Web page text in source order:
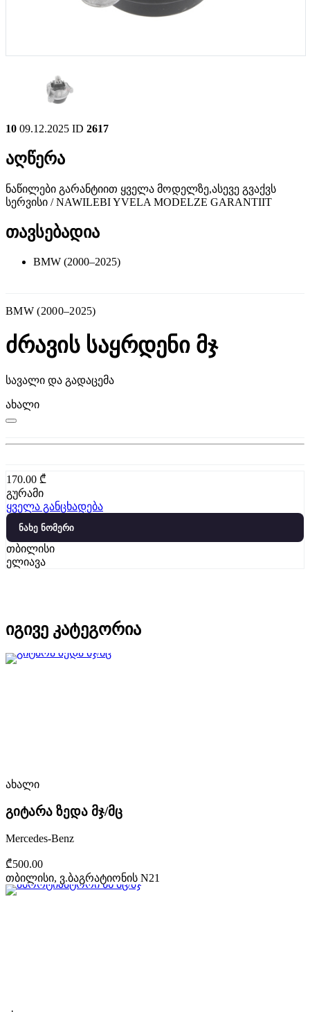
10 09.12.2025 ID 2617
აღწერა
ნაწილები გარანტიით ყველა მოდელზე,ასევე გვაქვს
სერვისი / NAWILEBI YVELA MODELZE GARANTIIT
თავსებადია
BMW (2000–2025)
BMW (2000–2025)
ძრავის საყრდენი მჯ
სავალი და გადაცემა
ახალი
170.00 ₾
გურამი
ყველა განცხადება
ნახე ნომერი
თბილისი
ელიავა
იგივე კატეგორია
ახალი
გიტარა ზედა მჯ/მც
Mercedes-Benz
₾500.00
თბილისი, ვ.ბაგრატიონის N21